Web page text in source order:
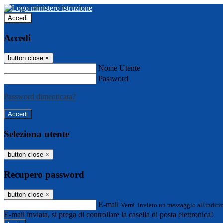
Accedi
Accedi
button close ×
Nome Utente
Password
Password dimenticata?
Seleziona utente
button close ×
Recupero password
button close ×
E-mail Verrà inviato un messaggio
E-mail inviata, si prega di controllare la casella di posta elettronica!